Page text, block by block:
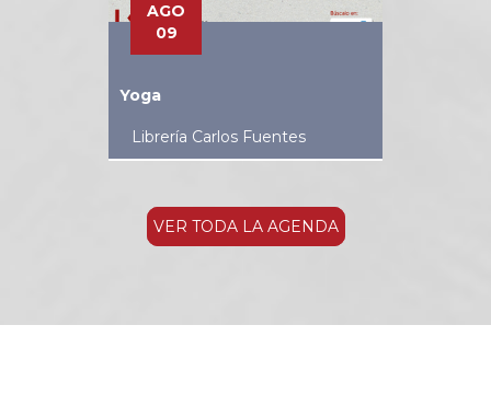
AGO
09
Yoga
Librería Carlos Fuentes
VER TODA LA AGENDA